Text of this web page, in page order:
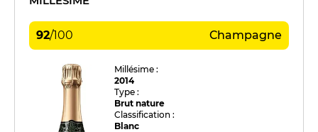
92/100 Champagne
Millésime :
2014
Type :
Brut nature
Classification :
Blanc